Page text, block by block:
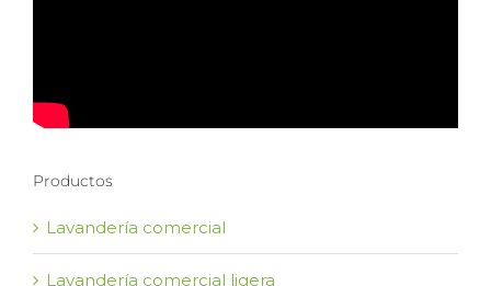
Productos
Lavandería comercial
Lavandería comercial ligera